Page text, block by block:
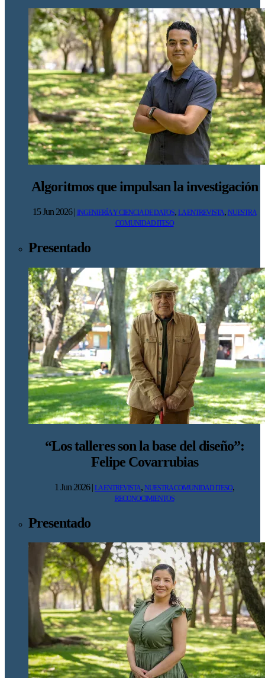
Algoritmos que impulsan la investigación
15 Jun 2026| INGENIERÍA Y CIENCIA DE DATOS, LA ENTREVISTA, NUESTRA
COMUNIDAD ITESO
Presentado
“Los talleres son la base del diseño”:
Felipe Covarrubias
1 Jun 2026| LA ENTREVISTA, NUESTRA COMUNIDAD ITESO,
RECONOCIMIENTOS
Presentado